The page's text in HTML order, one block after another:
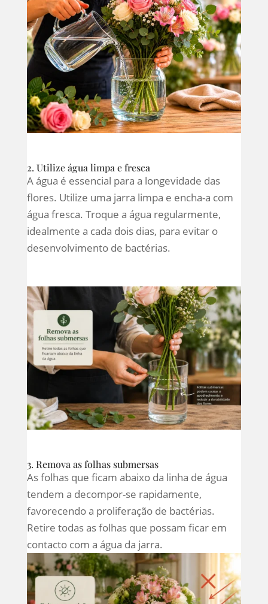
2. Utilize água limpa e fresca
A água é essencial para a longevidade das
flores. Utilize uma jarra limpa e encha-a com
água fresca. Troque a água regularmente,
idealmente a cada dois dias, para evitar o
desenvolvimento de bactérias.
3. Remova as folhas submersas
As folhas que ficam abaixo da linha de água
tendem a decompor-se rapidamente,
favorecendo a proliferação de bactérias.
Retire todas as folhas que possam ficar em
contacto com a água da jarra.